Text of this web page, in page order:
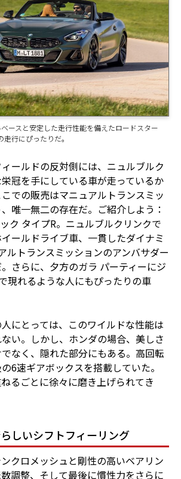
ースと安定した走行性能を備えたロードスター
行にぴったりだ。
ールドの反対側には、ニュルブルク
冠を手にしている車が走っているか
での販売はマニュアルトランスミッ
唯一無二の存在だ。ご紹介しよう：
ク タイプR。ニュルブルクリンクで
ールドライブ車、一貫したダイナミ
ルトランスミッションのアンバサダー
さらに、夕方のガラ パーティーにジ
現れるような人にもぴったりの車
にとっては、このワイルドな性能は
い。しかし、ホンダの場合、美しさ
なく、隠れた部分にもある。高回転
6速ギアボックスを搭載していた。
るごとに徐々に磨き上げられてき
しいシフトフィーリング
クロメッシュと剛性の高いベアリン
調整、そして最後に慣性力をさらに